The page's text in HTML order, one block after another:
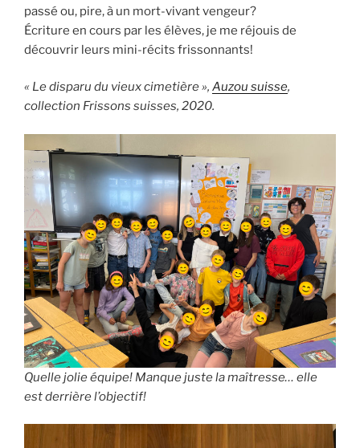
passé ou, pire, à un mort-vivant vengeur?
Écriture en cours par les élèves, je me réjouis de
découvrir leurs mini-récits frissonnants!
« Le disparu du vieux cimetière », Auzou suisse,
collection Frissons suisses, 2020.
Quelle jolie équipe! Manque juste la maîtresse… elle
est derrière l’objectif!